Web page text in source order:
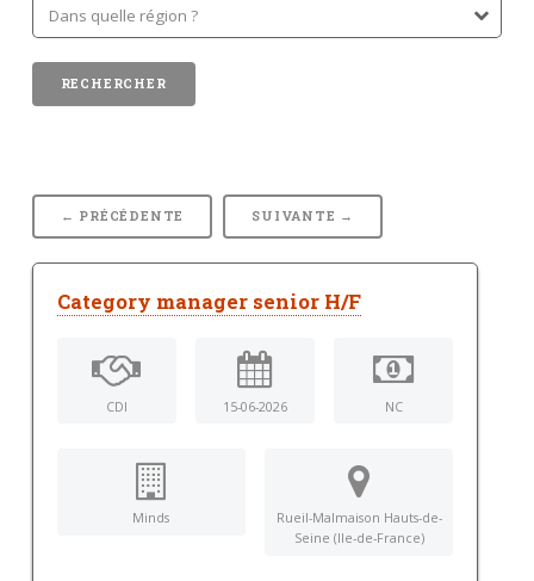
← PRÉCÉDENTE SUIVANTE →
Category manager senior H/F
CDI 15-06-2026 NC
Minds
Rueil-Malmaison Hauts-de-
Seine (Ile-de-France)